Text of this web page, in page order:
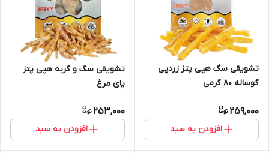
تشویقی سگ هپی پتز زردپی
گوساله ۸۰ گرمی
259,000
افزودن به سبد
تشویقی سگ و گربه هپی پتز
پای مرغ
253,000
افزودن به سبد